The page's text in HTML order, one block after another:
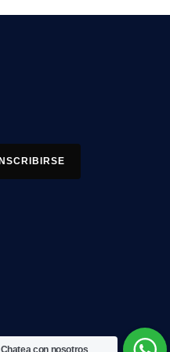
Chatea con nosotros